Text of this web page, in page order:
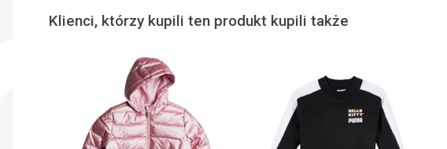
Klienci, którzy kupili ten produkt kupili także